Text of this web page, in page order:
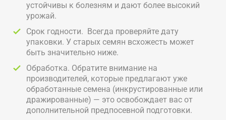
устойчивы к болезням и дают более высокий
урожай.
Срок годности. Всегда проверяйте дату
упаковки. У старых семян всхожесть может
быть значительно ниже.
Обработка. Обратите внимание на
производителей, которые предлагают уже
обработанные семена (инкрустированные или
дражированные) — это освобождает вас от
дополнительной предпосевной подготовки.